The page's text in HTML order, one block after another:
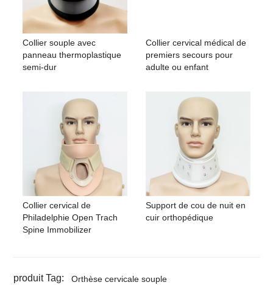
Collier souple avec
panneau thermoplastique
semi-dur
Collier cervical médical de
premiers secours pour
adulte ou enfant
Collier cervical de
Philadelphie Open Trach
Spine Immobilizer
Support de cou de nuit en
cuir orthopédique
produit Tag:
Orthèse cervicale souple